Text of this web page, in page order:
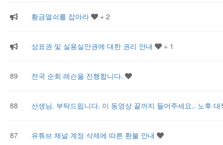
황금열쇠를 잡아라 + 2
상표권 및 실용실안권에 대한 권리 안내 + 1
89 전국 순회 레슨을 진행합니다.
88 선생님. 부탁드립니다. 이 동영상 끝까지 들어주세요.. 노후
87 유튜브 채널 계정 삭제에 따른 환불 안내